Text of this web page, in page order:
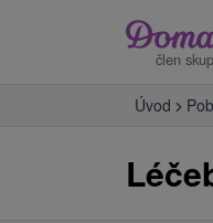
člen
Úvod